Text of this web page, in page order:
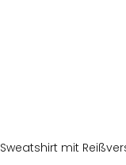
Sweatshirt mit